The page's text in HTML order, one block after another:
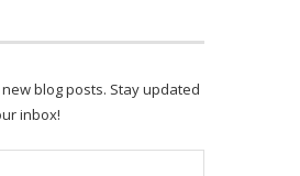
blog posts. Stay updated
inbox!